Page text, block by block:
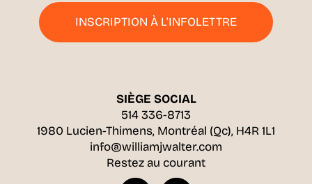
INSCRIPTION À L'INFOLETTRE
SIÈGE SOCIAL
514 336-8713
1980 Lucien-Thimens, Montréal (Qc), H4R 1L1
info@williamjwalter.com
Restez au courant